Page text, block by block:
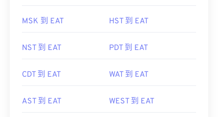
MSK 到 EAT HST 到 EAT
NST 到 EAT PDT 到 EAT
CDT 到 EAT WAT 到 EAT
AST 到 EAT WEST 到 EAT